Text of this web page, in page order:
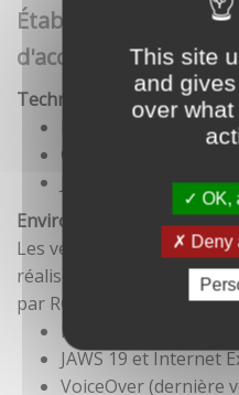
This site
and
over
OK,
Deny
Établissement de
d'accessibilité
Technologies utilisées
CSS
Environnement de test
Les vérifications de
réalisées conformément
par RGAA 3.
Firefox et NVDA
JAWS 19 et Internet
VoiceOver (dernière